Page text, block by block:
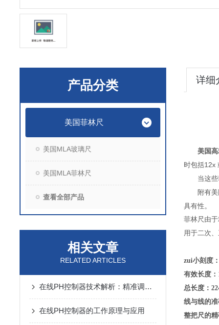
产品分类
美国菲林尺
美国MLA玻璃尺
美国MLA菲林尺
查看全部产品
相关文章
RELATED ARTICLES
在线PH控制器技术解析：精准调控水质酸碱度的关键
在线PH控制器的工作原理与应用
详细
美国
时包括12x
当这些菲
附有
具有性。
菲林尺由
用于二次
zui小刻度
有效长度
总长度：
线与线的
整把尺的